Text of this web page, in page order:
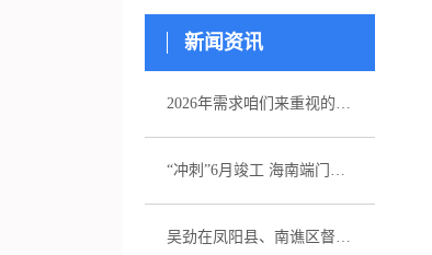
新闻资讯
2026年需求咱们来重视的五家注浆泵厂家引荐
“冲刺”6月竣工 海南端门岭矿区（二期）年产530万吨花岗岩骨料项目综合楼封顶
吴劲在凤阳县、南谯区督导杰出生态环境问题整改作业